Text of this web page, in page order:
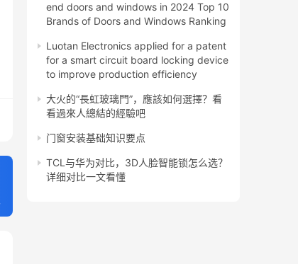
end doors and windows in 2024 Top 10
Brands of Doors and Windows Ranking
Luotan Electronics applied for a patent
for a smart circuit board locking device
to improve production efficiency
大火的“長虹玻璃門”，應該如何選擇？看
看過來人總結的經驗吧
门窗安装基础知识要点
TCL与华为对比，3D人脸智能锁怎么选？
详细对比一文看懂